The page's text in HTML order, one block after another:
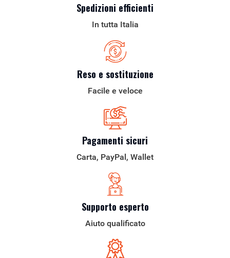
Spedizioni efficienti
In tutta Italia
Reso e sostituzione
Facile e veloce
Pagamenti sicuri
Carta, PayPal, Wallet
Supporto esperto
Aiuto qualificato